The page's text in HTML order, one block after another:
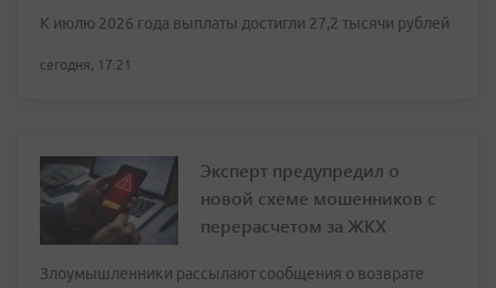
К июлю 2026 года выплаты достигли 27,2 тысячи рублей
сегодня, 17:21
Эксперт предупредил о
новой схеме мошенников с
перерасчетом за ЖКХ
Злоумышленники рассылают сообщения о возврате